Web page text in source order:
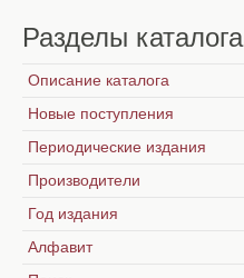
Разделы каталога
Описание каталога
Новые поступления
Периодические издания
Производители
Год издания
Алфавит